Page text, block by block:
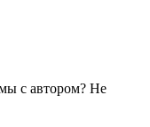
с автором? Не